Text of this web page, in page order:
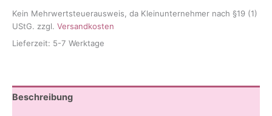
Kein Mehrwertsteuerausweis, da Kleinunternehmer nach §19 (1)
UStG. zzgl. Versandkosten
Lieferzeit: 5-7 Werktage
Beschreibung